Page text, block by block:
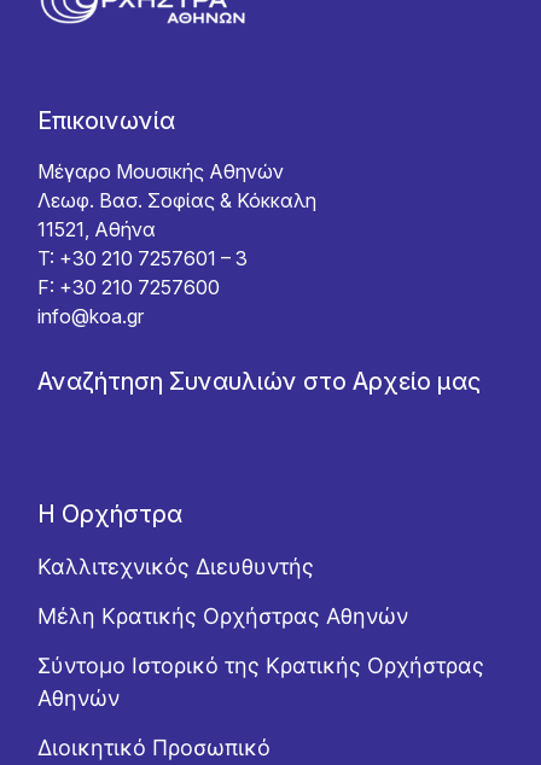
Επικοινωνία
Μέγαρο Μουσικής Αθηνών
Λεωφ. Βασ. Σοφίας & Κόκκαλη
11521, Αθήνα
T: +30 210 7257601 – 3
F: +30 210 7257600
info@koa.gr
Αναζήτηση Συναυλιών στο Αρχείο μας
Η Ορχήστρα
Καλλιτεχνικός Διευθυντής
Μέλη Κρατικής Ορχήστρας Αθηνών
Σύντομο Ιστορικό της Κρατικής Ορχήστρας
Αθηνών
Διοικητικό Προσωπικό